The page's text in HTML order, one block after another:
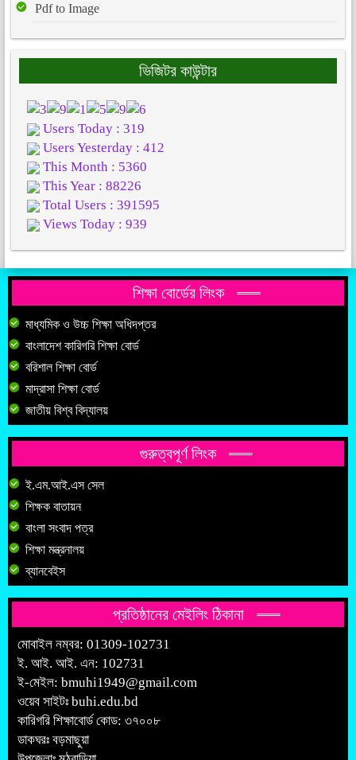
Pdf to Image
ভিজিটর কাউন্টার
Users Today : 319
Users Yesterday : 412
This Month : 5360
This Year : 88226
Total Users : 391595
Views Today : 939
শিক্ষা বোর্ডের লিংক
মাধ্যমিক ও উচ্চ শিক্ষা অধিদপ্তর
বাংলাদেশ কারিগরি শিক্ষা বোর্ড
বরিশাল শিক্ষা বোর্ড
মাদ্রাসা শিক্ষা বোর্ড
জাতীয় বিশ্ব বিদ্যালয়
গুরুত্বপূর্ণ লিংক
ই.এম.আই.এস সেল
শিক্ষক বাতায়ন
বাংলা সংবাদ পত্র
শিক্ষা মন্ত্রনালয়
ব্যানবেইস
প্রতিষ্ঠানের মেইলিং ঠিকানা
মোবাইল নম্বর: 01309-102731
ই. আই. আই. এন: 102731
ই-মেইল: bmuhi1949@gmail.com
ওয়েব সাইটঃ buhi.edu.bd
কারিগরি শিক্ষাবোর্ড কোড: ৩৭০০৮
ডাকঘরঃ বড়মাছুয়া